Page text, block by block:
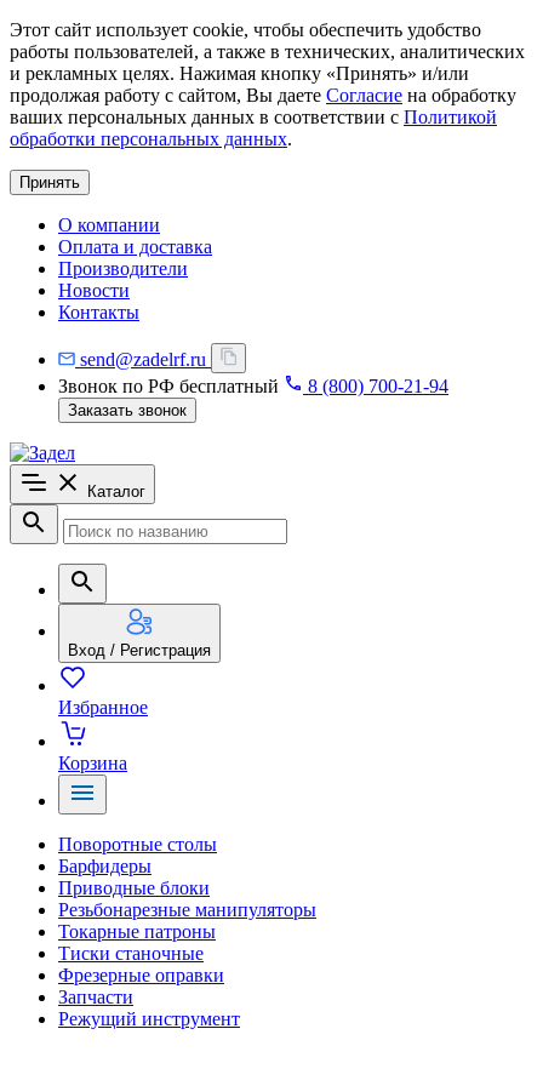
Этот сайт использует cookie, чтобы обеспечить удобство
работы пользователей, а также в технических, аналитических
и рекламных целях. Нажимая кнопку «Принять» и/или
продолжая работу с сайтом, Вы даете Согласие на обработку
ваших персональных данных в соответствии с Политикой
обработки персональных данных.
Принять
О компании
Оплата и доставка
Производители
Новости
Контакты
send@zadelrf.ru
Звонок по РФ бесплатный
8 (800) 700-21-94
Заказать звонок
Каталог
Вход / Регистрация
Избранное
Корзина
Поворотные столы
Барфидеры
Приводные блоки
Резьбонарезные манипуляторы
Токарные патроны
Тиски станочные
Фрезерные оправки
Запчасти
Режущий инструмент